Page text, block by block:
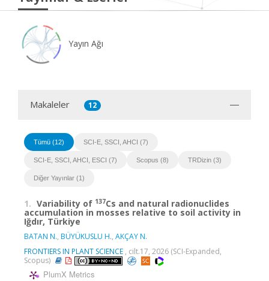
Yayın Ağı
Makaleler 12
Tümü (12) SCI-E, SSCI, AHCI (7)
SCI-E, SSCI, AHCI, ESCI (7) Scopus (8) TRDizin (3)
Diğer Yayınlar (1)
1. Variability of 137Cs and natural radionuclides
accumulation in mosses relative to soil activity in
Iğdır, Türkiye
BATAN N., BÜYÜKUSLU H., AKÇAY N.
FRONTIERS IN PLANT SCIENCE , cilt.17, 2026 (SCI-Expanded,
Scopus)
PlumX Metrics